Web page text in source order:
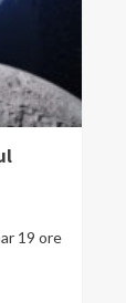
19 ore